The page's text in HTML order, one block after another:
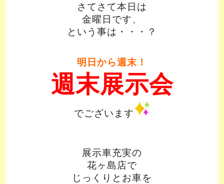
さてさて本日は
金曜日です、
という事は・・・？
明日から週末！
週末展示会
でございます
展示車充実の
花ヶ島店で
じっくりとお車を